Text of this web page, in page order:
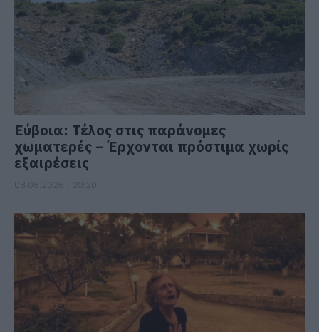
Εύβοια: Τέλος στις παράνομες
χωματερές – Έρχονται πρόστιμα χωρίς
εξαιρέσεις